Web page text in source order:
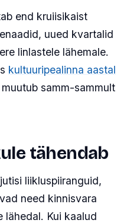
end kruiisikaist
uued kvartalid
linlastele lähemale.
kultuuripealinna aastal
samm-sammult
tähendab
liikluspiiranguid,
need kinnisvara
lähedal. Kui kaalud